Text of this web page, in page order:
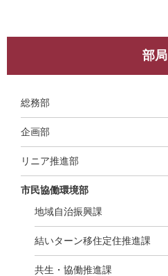
部局
総務部
企画部
リニア推進部
市民協働環境部
地域自治振興課
結いターン移住定住推進課
共生・協働推進課